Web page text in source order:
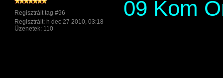
Regisztrált tag #96
Regisztrált: h dec 27 2010, 03:18
Üzenetek: 110
09 Kom